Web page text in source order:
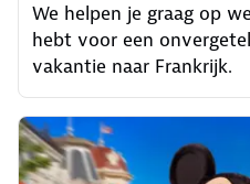
We helpen je graag op
hebt voor een
vakantie naar Frankrijk.